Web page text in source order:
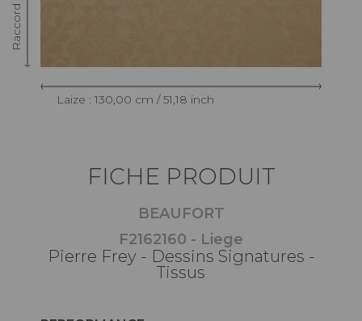
Laize : 130,00 cm / 51,18 inch
FICHE PRODUIT
BEAUFORT
F2162160 - Liege
Pierre Frey - Dessins Signatures -
Tissus